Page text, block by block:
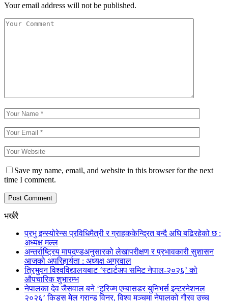
Your email address will not be published.
Save my name, email, and website in this browser for the next
time I comment.
भर्खरै
प्रभु इन्स्योरेन्स प्रविधिमैत्री र ग्राहककेन्द्रित बन्दै अघि बढिरहेको छ :
अध्यक्ष मल्ल
अन्तर्राष्ट्रिय मापदण्डअनुसारको लेखापरीक्षण र प्रभावकारी सुशासन
आजको अपरिहार्यता : अध्यक्ष अग्रवाल
त्रिभुवन विश्वविद्यालयबाट ‘स्टार्टअप समिट नेपाल-२०२६’ को
औपचारिक शुभारम्भ
नेपालका देव जैसवाल बने ‘टुरिज्म एम्बासडर युनिभर्स इन्टरनेशनल
२०२६’ किड्स मेल ग्रान्ड विनर, विश्व मञ्चमा नेपालको गौरव उच्च